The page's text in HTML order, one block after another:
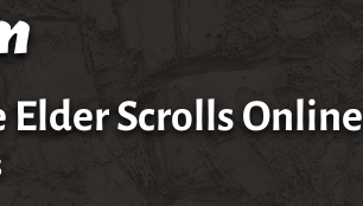
Elder Scrolls Online